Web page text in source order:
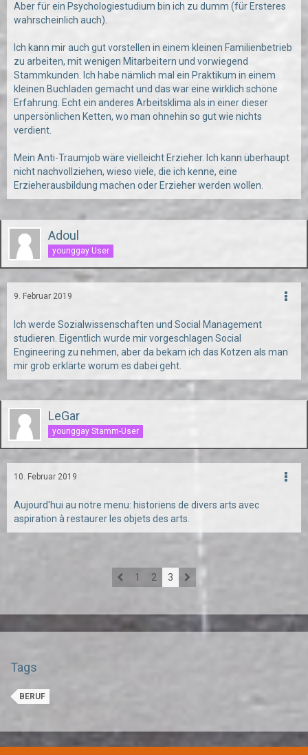
Aber für ein Psychologiestudium bin ich zu dumm (für Ersteres
wahrscheinlich auch).
Ich kann mir auch gut vorstellen in einem kleinen Familienbetrieb
zu arbeiten, mit wenigen Mitarbeitern und vorwiegend
Stammkunden. Ich habe nämlich mal ein Praktikum in einem
kleinen Buchladen gemacht und das war eine wirklich schöne
Erfahrung. Echt ein anderes Arbeitsklima als in einer dieser
unpersönlichen Ketten, wo man ohnehin so gut wie nichts
verdient.
Mein Anti-Traumjob wäre vielleicht Erzieher. Ich kann überhaupt
nicht nachvollziehen, wieso viele, die ich kenne, eine
Erzieherausbildung machen oder Erzieher werden wollen.
Adoul
younggay User
9. Februar 2019
Ich werde Sozialwissenschaften und Social Management
studieren. Eigentlich wurde mir vorgeschlagen Social
Engineering zu nehmen, aber da bekam ich das Kotzen als man
mir grob erklärte worum es dabei geht.
LeGar
younggay Stamm-User
10. Februar 2019
Aujourd'hui au notre menu: historiens de divers arts avec
aspiration à restaurer les objets des arts.
1 2 3
Tags
BERUF